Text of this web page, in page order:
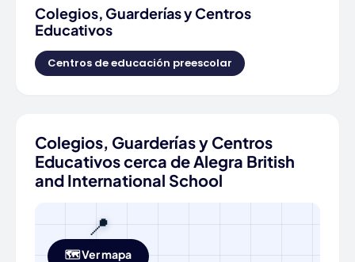
Colegios, Guarderías y Centros
Educativos
Centros de educación preescolar
Colegios, Guarderías y Centros
Educativos cerca de Alegra British
and International School
📍
🗺️ Ver mapa